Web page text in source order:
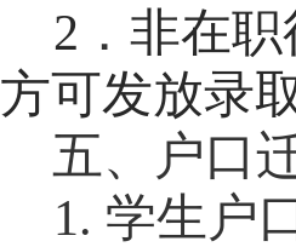
2 ． 非在职
方可发放录
五、户口
1. 学生户